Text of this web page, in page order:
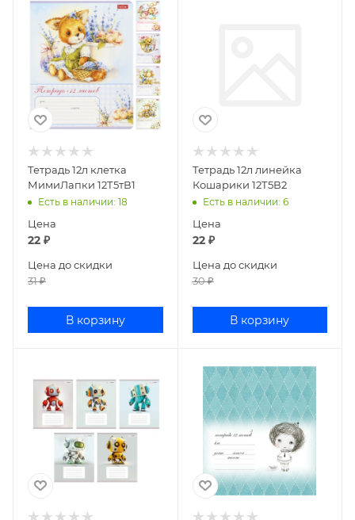
Тетрадь 12л клетка
МимиЛапки 12Т5тВ1
Есть в наличии: 18
Цена
22 ₽
Цена до скидки
31₽
В корзину
Тетрадь 12л линейка
Кошарики 12Т5В2
Есть в наличии: 6
Цена
22₽
Цена до скидки
30₽
В корзину